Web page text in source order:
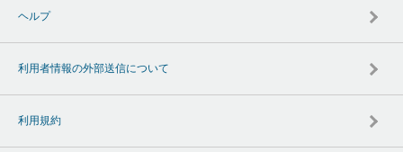
ヘルプ
利用者情報の外部送信について
利用規約